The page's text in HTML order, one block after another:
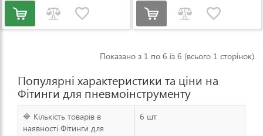
Показано з 1 по 6 із 6 (всього 1 сторінок)
Популярні характеристики та ціни на
Фітинги для пневмоінструменту
🔷 Кількість товарів в
наявності Фітинги для
6 шт